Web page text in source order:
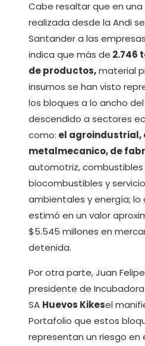
Cabe resaltar que en
realizada desde la Andi
Santander a las
indica que más de 2.746
de productos,material
insumos se han visto
los bloques a lo ancho
descendido a sectores
como: el agroindustrial,
metalmecanico, de
automotriz, combustibles
biocombustibles y
ambientales y energía; lo
estimó en un valor
$5.545 millones en
detenida.
Por otra parte, Juan
presidente de
SA Huevos Kikesel
Portafolio que estos
representan un riesgo en